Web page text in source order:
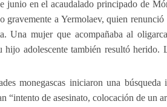
junio en el acaudalado principado de
a Yermolaev, quien renunció
Una mujer que acompañaba al
hijo adolescente también resultó herido.
monegascas iniciaron una búsqueda
“intento de asesinato, colocación de un